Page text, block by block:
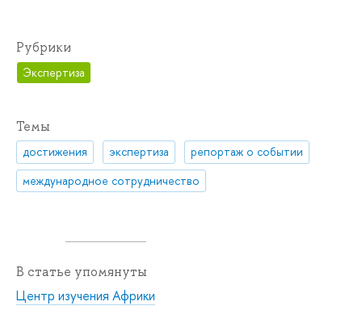
Рубрики
Экспертиза
Темы
достижения экспертиза
репортаж о событии
международное сотрудничество
В статье упомянуты
Центр изучения Африки